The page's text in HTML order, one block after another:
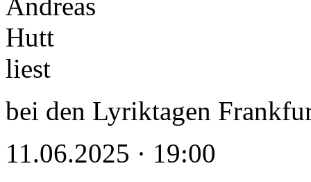
bei den Lyriktagen
11.06.2025 · 19:00